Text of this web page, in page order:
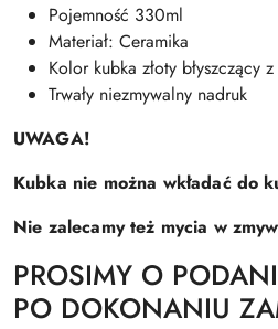
Pojemność 330ml
Materiał: Ceramika
Kolor kubka złoty błyszczący
Trwały niezmywalny nadruk
UWAGA!
Kubka nie można wkładać do
Nie zalecamy też mycia w
PROSIMY O
PO DOKONANIU